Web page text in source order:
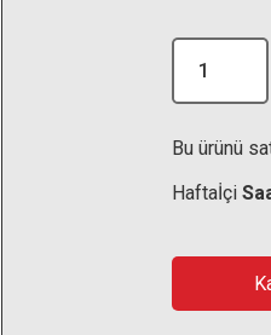
Bu ürünü
Haftaİçi